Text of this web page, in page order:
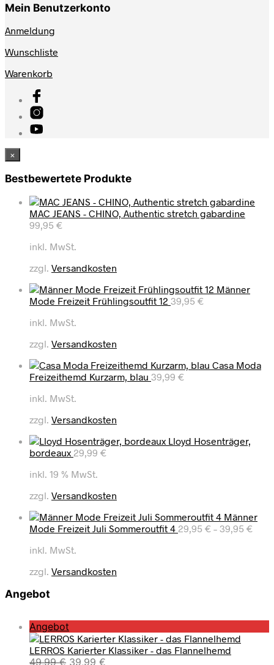
Mein Benutzerkonto
Anmeldung
Wunschliste
Warenkorb
×
Bestbewertete Produkte
MAC JEANS - CHINO, Authentic stretch gabardine
99,95 €
inkl. MwSt.
zzgl. Versandkosten
Männer
Mode Freizeit Frühlingsoutfit 12 39,95 €
inkl. MwSt.
zzgl. Versandkosten
Casa Moda
Freizeithemd Kurzarm, blau 39,99 €
inkl. MwSt.
zzgl. Versandkosten
Lloyd Hosenträger,
bordeaux 29,99 €
inkl. 19 % MwSt.
zzgl. Versandkosten
Männer
Mode Freizeit Juli Sommeroutfit 4 29,95 € – 39,95 €
inkl. MwSt.
zzgl. Versandkosten
Angebot
Angebot
r
o
LERROS Karierter Klassiker - das Flannelhemd
49,99€ U
39,99 €